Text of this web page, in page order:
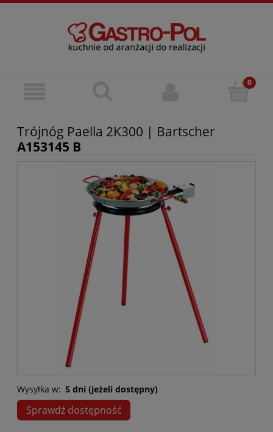
Trójnóg Paella 2K300 | Bartscher
A153145 B
Wysyłka w: 5 dni (jeżeli dostępny)
Sprawdź dostępność